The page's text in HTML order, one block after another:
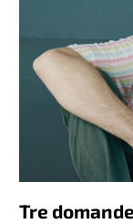
Tre